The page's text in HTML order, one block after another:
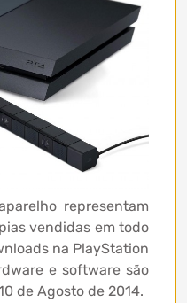
representam
vendidas em todo
na PlayStation
e software são
de Agosto de 2014.